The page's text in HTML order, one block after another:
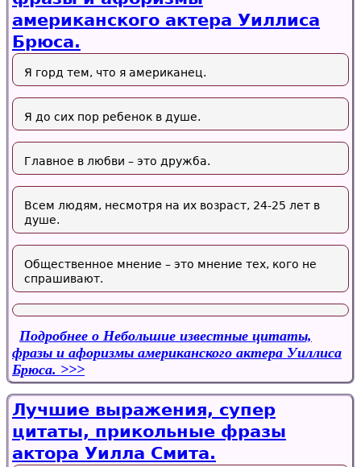
американского актера Уиллиса
Брюса.
Я горд тем, что я американец.
Я до сих пор ребенок в душе.
Главное в любви – это дружба.
Всем людям, несмотря на их возраст, 24-25 лет в
душе.
Общественное мнение – это мнение тех, кого не
спрашивают.
Подробнее о Небольшие известные цитаты,
фразы и афоризмы американского актера Уиллиса
Брюса.
Лучшие выражения, супер
цитаты, прикольные фразы
актора Уилла Смита.